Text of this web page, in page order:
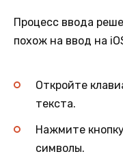
Процесс ввода
похож на ввод на
Откройте
текста.
Нажмите
символы.